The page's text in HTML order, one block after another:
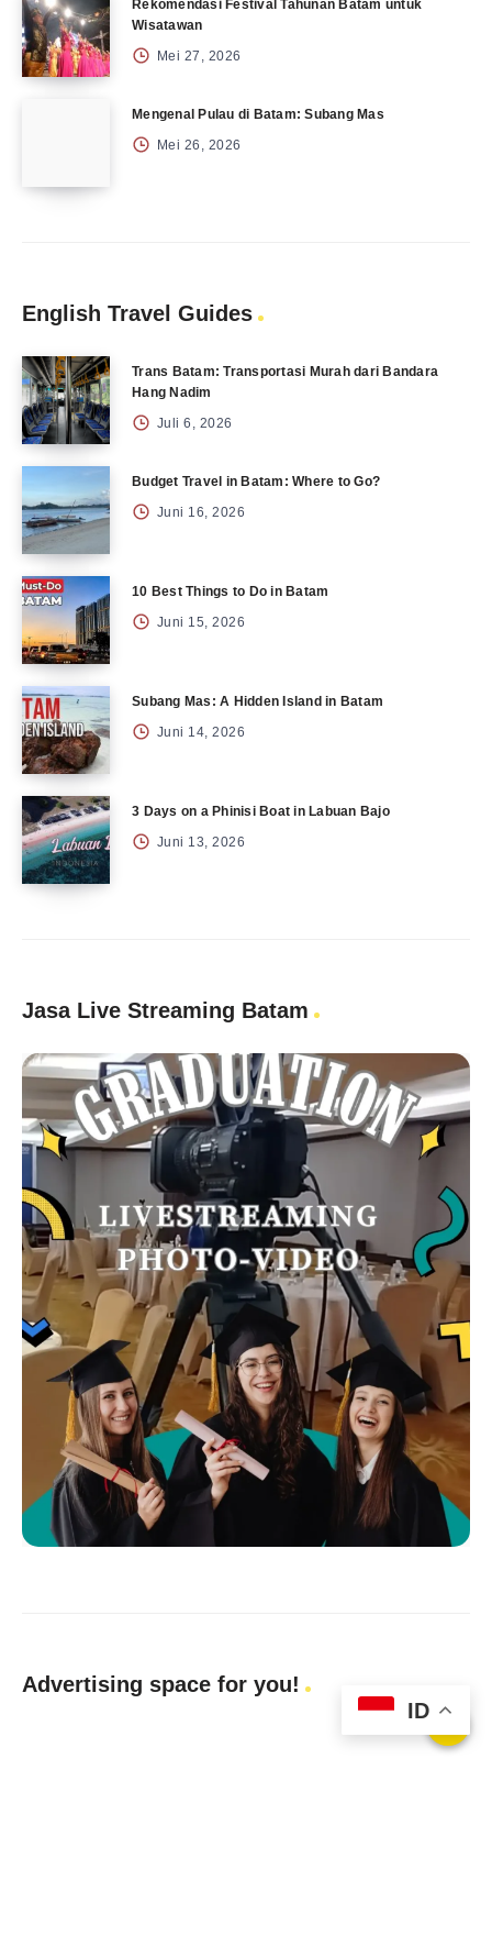
Rekomendasi Festival Tahunan Batam untuk
Wisatawan
Mei 27, 2026
Mengenal Pulau di Batam: Subang Mas
Mei 26, 2026
English Travel Guides
Trans Batam: Transportasi Murah dari Bandara
Hang Nadim
Juli 6, 2026
Budget Travel in Batam: Where to Go?
Juni 16, 2026
10 Best Things to Do in Batam
Juni 15, 2026
Subang Mas: A Hidden Island in Batam
Juni 14, 2026
3 Days on a Phinisi Boat in Labuan Bajo
Juni 13, 2026
Jasa Live Streaming Batam
Advertising space for you!
ID